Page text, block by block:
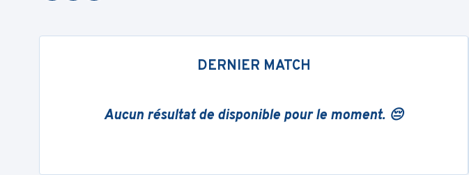
DERNIER MATCH
Aucun résultat de disponible pour le moment. 😔